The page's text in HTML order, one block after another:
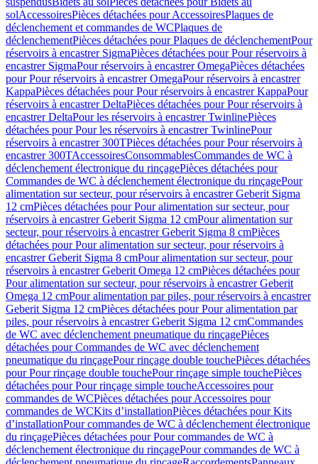
solAccessoiresPièces détachées pour AccessoiresPlaques de
déclenchement et commandes de WCPlaques de
déclenchementPièces détachées pour Plaques de déclenchementPour
réservoirs à encastrer SigmaPièces détachées pour Pour réservoirs à
encastrer SigmaPour réservoirs à encastrer OmegaPièces détachées
pour Pour réservoirs à encastrer OmegaPour réservoirs à encastrer
KappaPièces détachées pour Pour réservoirs à encastrer KappaPour
réservoirs à encastrer DeltaPièces détachées pour Pour réservoirs à
encastrer DeltaPour les réservoirs à encastrer TwinlinePièces
détachées pour Pour les réservoirs à encastrer TwinlinePour
réservoirs à encastrer 300TPièces détachées pour Pour réservoirs à
encastrer 300TAccessoiresConsommablesCommandes de WC à
déclenchement électronique du rinçagePièces détachées pour
Commandes de WC à déclenchement électronique du rinçagePour
alimentation sur secteur, pour réservoirs à encastrer Geberit Sigma
12 cmPièces détachées pour Pour alimentation sur secteur, pour
réservoirs à encastrer Geberit Sigma 12 cmPour alimentation sur
secteur, pour réservoirs à encastrer Geberit Sigma 8 cmPièces
détachées pour Pour alimentation sur secteur, pour réservoirs à
encastrer Geberit Sigma 8 cmPour alimentation sur secteur, pour
réservoirs à encastrer Geberit Omega 12 cmPièces détachées pour
Pour alimentation sur secteur, pour réservoirs à encastrer Geberit
Omega 12 cmPour alimentation par piles, pour réservoirs à encastrer
Geberit Sigma 12 cmPièces détachées pour Pour alimentation par
piles, pour réservoirs à encastrer Geberit Sigma 12 cmCommandes
de WC avec déclenchement pneumatique du rinçagePièces
détachées pour Commandes de WC avec déclenchement
pneumatique du rinçagePour rinçage double touchePièces détachées
pour Pour rinçage double touchePour rinçage simple touchePièces
détachées pour Pour rinçage simple toucheAccessoires pour
commandes de WCPièces détachées pour Accessoires pour
commandes de WCKits d’installationPièces détachées pour Kits
d’installationPour commandes de WC à déclenchement électronique
du rinçagePièces détachées pour Pour commandes de WC à
déclenchement électronique du rinçagePour commandes de WC à